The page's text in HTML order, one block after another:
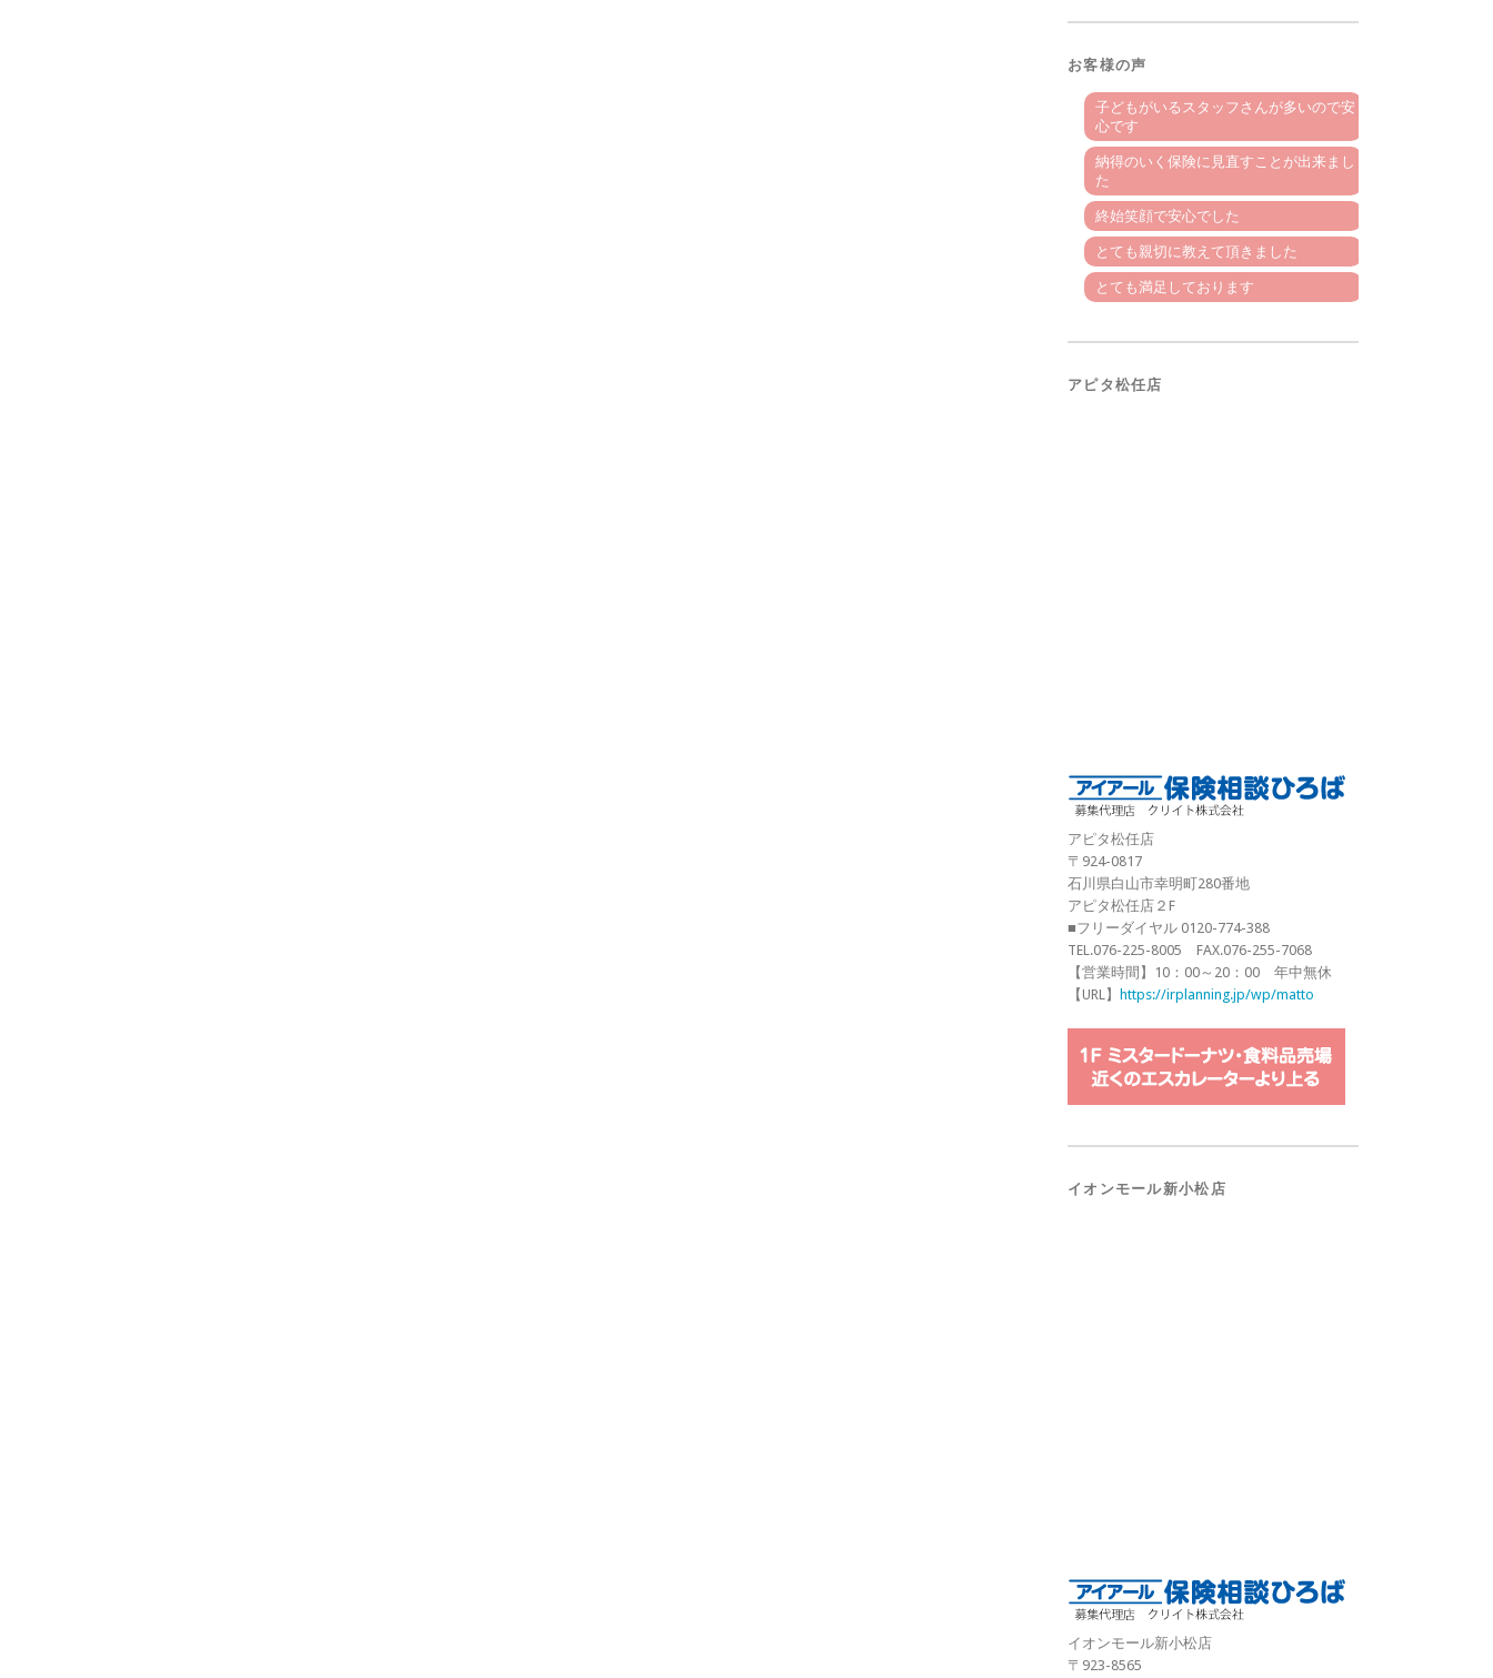
お客様の声
子どもがいるスタッフさんが多いので安
心です
納得のいく保険に見直すことが出来まし
た
終始笑顔で安心でした
とても親切に教えて頂きました
とても満足しております
アピタ松任店
アピタ松任店
〒924-0817
石川県白山市幸明町280番地
アピタ松任店２F
■フリーダイヤル 0120-774-388
TEL.076-225-8005 FAX.076-255-7068
【営業時間】10：00～20：00 年中無休
【URL】
https://irplanning.jp/wp/matto
イオンモール新小松店
イオンモール新小松店
〒923-8565